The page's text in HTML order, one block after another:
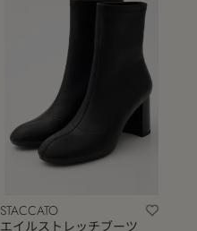
STACCATO
エイルストレッチブーツ